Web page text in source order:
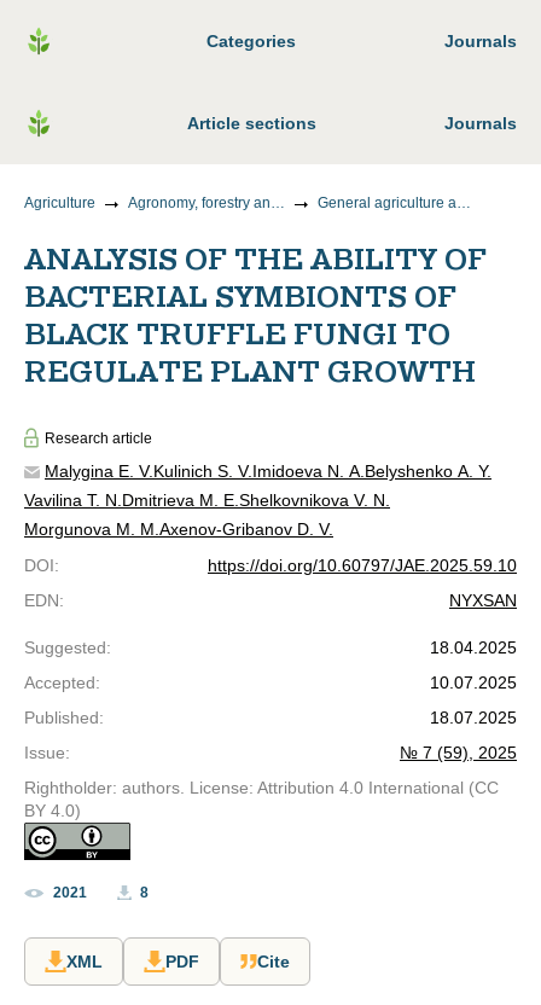
Categories Journals
Article sections Journals
Agriculture Agronomy, forestry and water management General agriculture and crop production
ANALYSIS OF THE ABILITY OF
BACTERIAL SYMBIONTS OF
BLACK TRUFFLE FUNGI TO
REGULATE PLANT GROWTH
Research article
Malygina E. V.Kulinich S. V.Imidoeva N. A. Belyshenko A. Y.
Vavilina T. N. Dmitrieva M. E. Shelkovnikova V. N.
Morgunova M. M. Axenov-Gribanov D. V.
DOI:
https://doi.org/10.60797/JAE.2025.59.10
EDN: NYXSAN
Suggested:
18.04.2025
Accepted:
10.07.2025
Published:
18.07.2025
Issue:
№ 7 (59), 2025
Rightholder: authors. License: Attribution 4.0 International (CC
BY 4.0)
2021 8
XML PDF Cite